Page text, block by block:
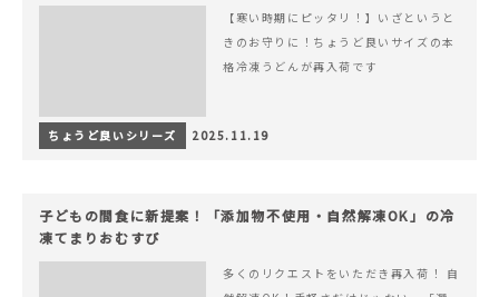
【寒い時期にピッタリ！】いざというと
きのお守りに！ちょうど良いサイズの本
格冷凍うどんが再入荷です
ちょうど良いシリーズ 2025.11.19
子どもの間食に新提案！「添加物不使用・自然解凍OK」の冷
凍てまりおむすび
多くのリクエストをいただき再入荷！ 自